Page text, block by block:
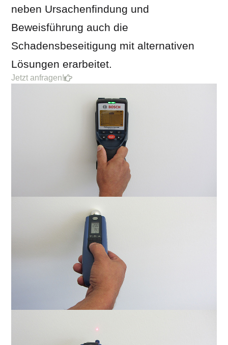
neben Ursachenfindung und
Beweisführung auch die
Schadensbeseitigung mit alternativen
Lösungen erarbeitet.
Jetzt anfragen!